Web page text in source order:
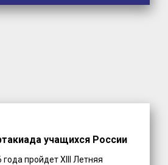
учащихся России
года пройдет XIII Летняя